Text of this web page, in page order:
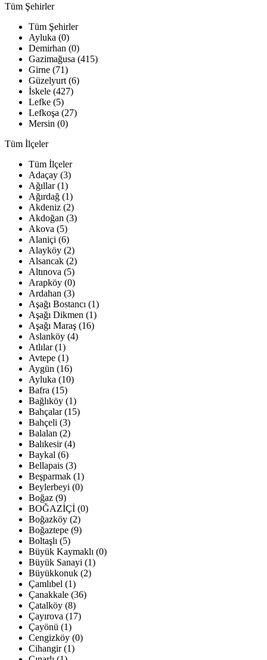
Tüm Şehirler
Tüm Şehirler
Ayluka (0)
Demirhan (0)
Gazimağusa (415)
Girne (71)
Güzelyurt (6)
İskele (427)
Lefke (5)
Lefkoşa (27)
Mersin (0)
Tüm İlçeler
Tüm İlçeler
Adaçay (3)
Ağıllar (1)
Ağırdağ (1)
Akdeniz (2)
Akdoğan (3)
Akova (5)
Alaniçi (6)
Alayköy (2)
Alsancak (2)
Altınova (5)
Arapköy (0)
Ardahan (3)
Aşağı Bostancı (1)
Aşağı Dikmen (1)
Aşağı Maraş (16)
Aslanköy (4)
Atlılar (1)
Avtepe (1)
Aygün (16)
Ayluka (10)
Bafra (15)
Bağlıköy (1)
Bahçalar (15)
Bahçeli (3)
Balalan (2)
Balıkesir (4)
Baykal (6)
Bellapais (3)
Beşparmak (1)
Beylerbeyi (0)
Boğaz (9)
BOĞAZİÇİ (0)
Boğazköy (2)
Boğaztepe (9)
Boltaşlı (5)
Büyük Kaymaklı (0)
Büyük Sanayi (1)
Büyükkonuk (2)
Çamlıbel (1)
Çanakkale (36)
Çatalköy (8)
Çayırova (17)
Çayönü (1)
Cengizköy (0)
Cihangir (1)